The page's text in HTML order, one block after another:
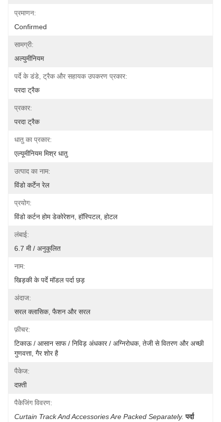
प्रमाणन:
Confirmed
सामग्री:
अल्युमीनियम
पर्दे के डंडे, ट्रैक और सहायक उपकरण प्रकार:
परदा ट्रैक
प्रकार:
परदा ट्रैक
धातु का प्रकार:
एल्यूमीनियम मिश्र धातु
उत्पाद का नाम:
विंडो कर्टेन रेल
प्रयोग:
विंडो कर्टन होम डेकोरेशन, हॉस्पिटल, होटल
लंबाई:
6.7 मी / अनुकूलित
नाम:
खिड़की के पर्दे मॉडल पर्दा छड़
अंदाज:
सरल क्लासिक, फैशन और सरल
फ़ीचर:
टिकाऊ / आसान साफ ​​/ निविड़ अंधकार / अग्निरोधक, तेजी से वितरण और अच्छी
गुणवत्ता, गैर शोर है
पैकेज:
दफ़्ती
पैकेजिंग विवरण:
Curtain Track And Accessories Are Packed Separately. पर्दा